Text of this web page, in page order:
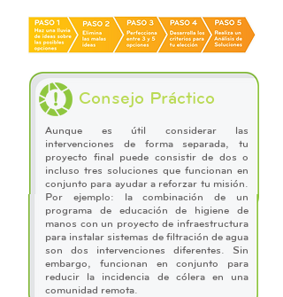
Consejo Práctico
Aunque es útil considerar las
intervenciones de forma separada, tu
proyecto final puede consistir de dos o
incluso tres soluciones que funcionan en
conjunto para ayudar a reforzar tu misión.
Por ejemplo: la combinación de un
programa de educación de higiene de
manos con un proyecto de infraestructura
para instalar sistemas de filtración de agua
son dos intervenciones diferentes. Sin
embargo, funcionan en conjunto para
reducir la incidencia de cólera en una
comunidad remota.